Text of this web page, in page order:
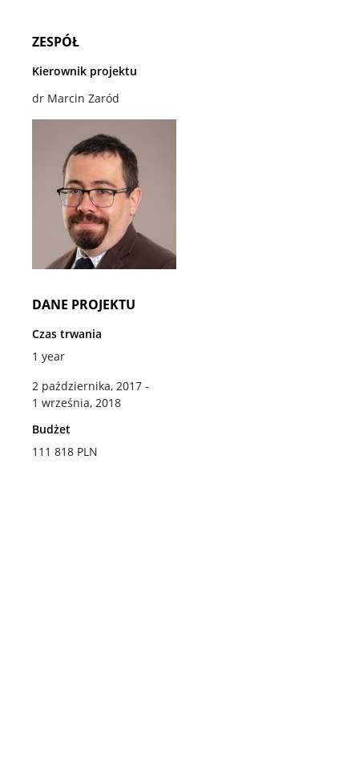
Ważne dokumenty
Strefa studencka
Aktualności studenckie
Rada Samorządu Studentów
Koła naukowe studentów
Rekrutacja
I stopień: socjologia
II stopień: socjologia
II stopień: socjologia cyfrowa
ZESPÓŁ
Kierownik projektu
dr Marcin Zaród
DANE PROJEKTU
Czas trwania
1 year
2 października, 2017 -
1 września, 2018
Budżet
111 818 PLN